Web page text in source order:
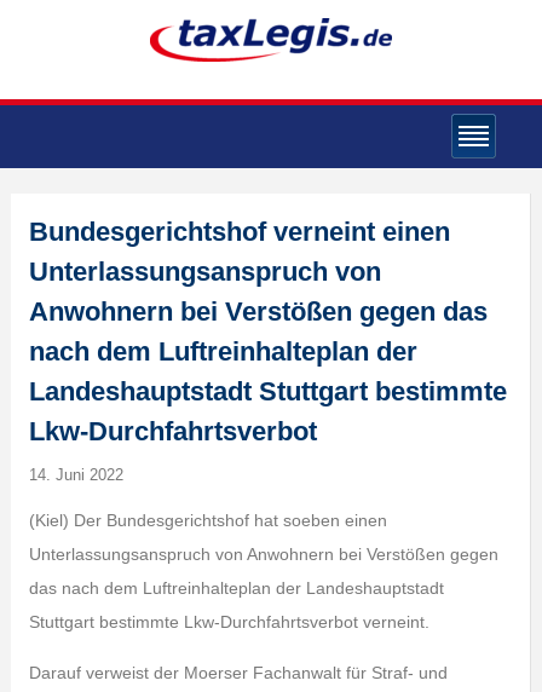
Bundesgerichtshof verneint einen
Unterlassungsanspruch von
Anwohnern bei Verstößen gegen das
nach dem Luftreinhalteplan der
Landeshauptstadt Stuttgart bestimmte
Lkw-Durchfahrtsverbot
14. Juni 2022
(Kiel) Der Bundesgerichtshof hat soeben einen
Unterlassungsanspruch von Anwohnern bei Verstößen gegen
das nach dem Luftreinhalteplan der Landeshauptstadt
Stuttgart bestimmte Lkw-Durchfahrtsverbot verneint.
Darauf verweist der Moerser Fachanwalt für Straf- und